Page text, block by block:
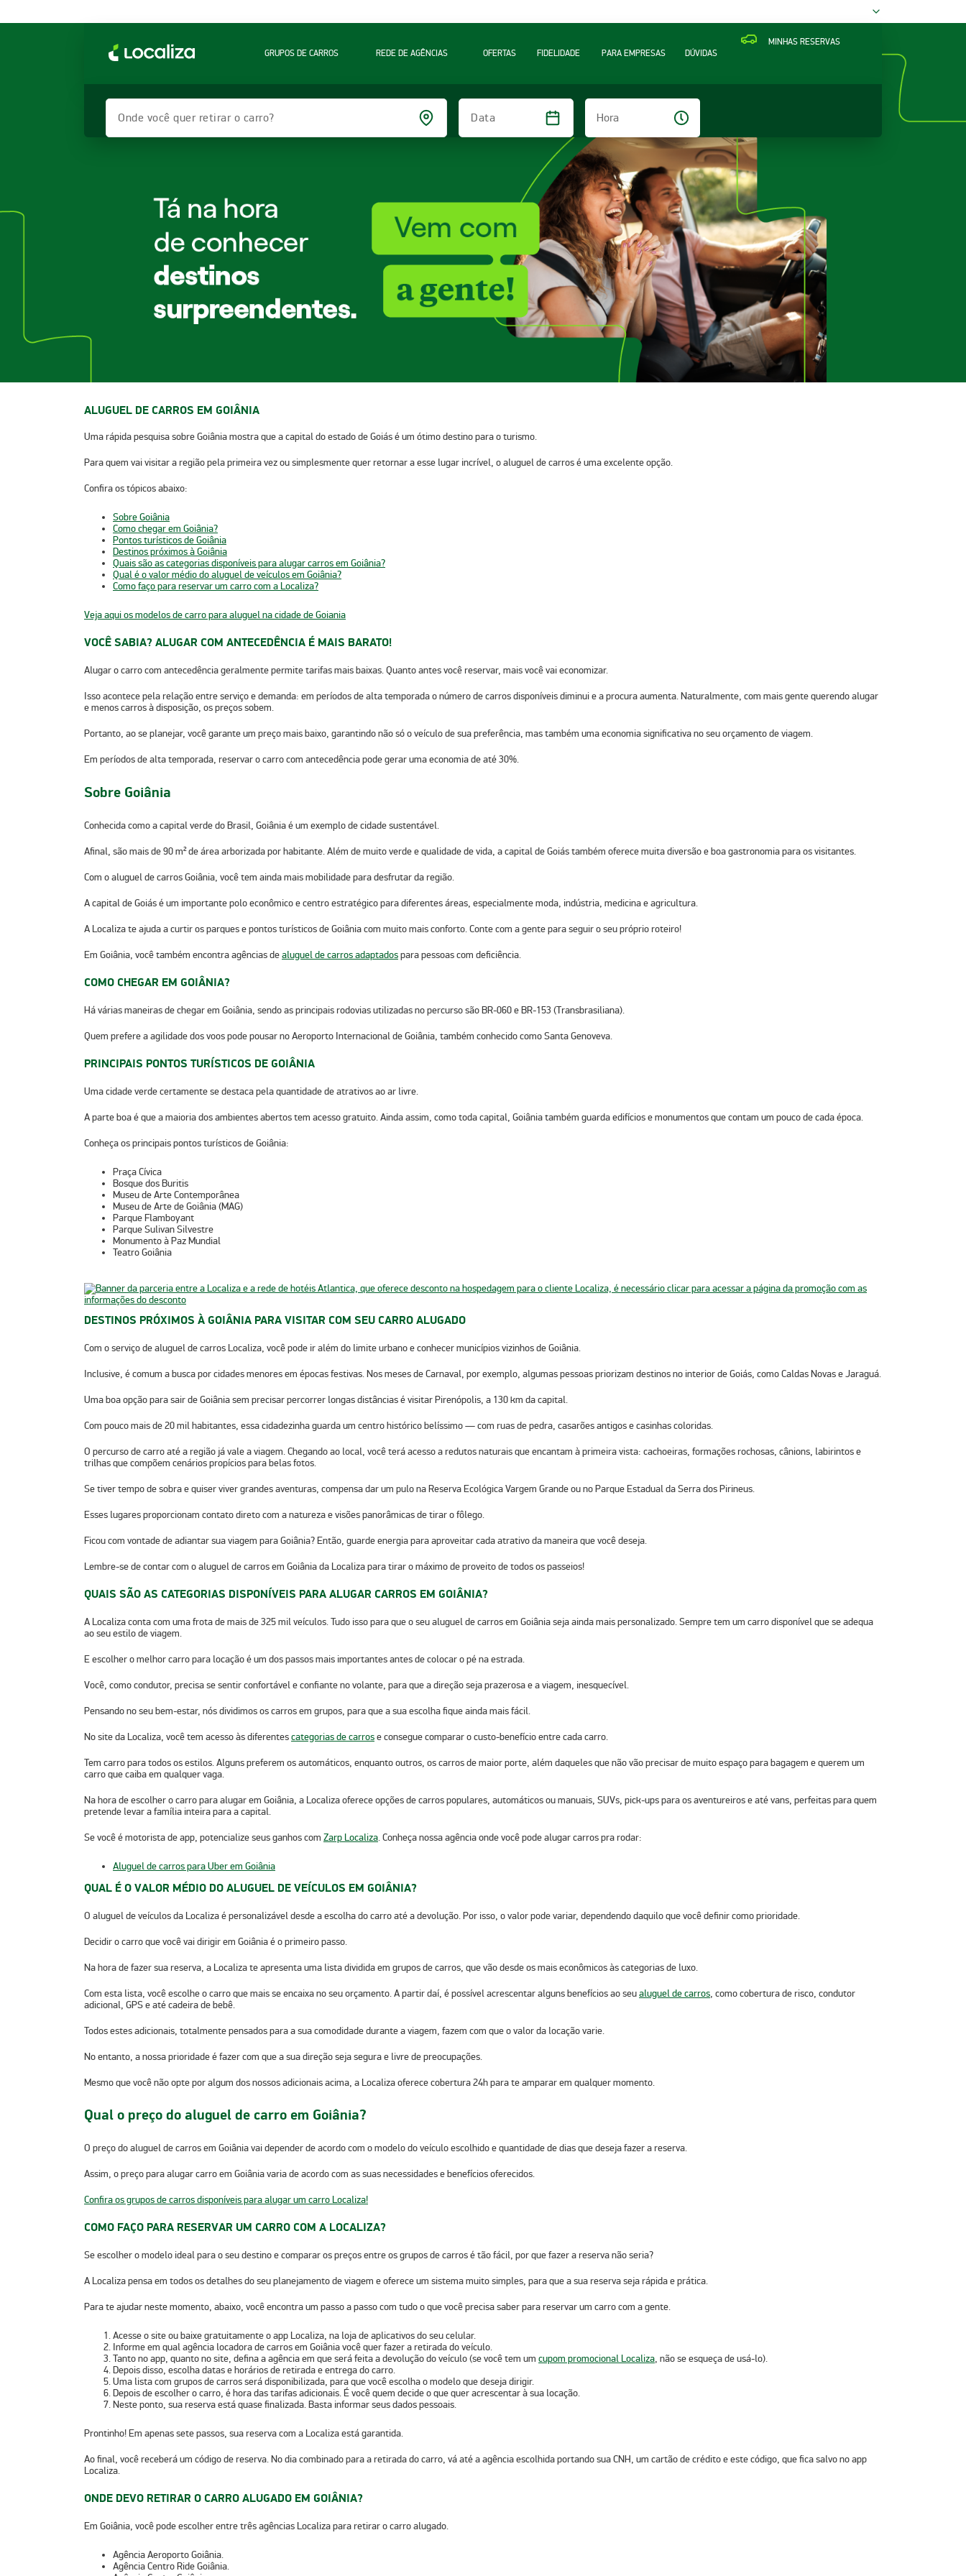
MINHAS RESERVAS
GRUPOS DE CARROS
REDE DE AGÊNCIAS OFERTAS FIDELIDADE PARA EMPRESAS DÚVIDAS
Onde você quer retirar o carro? Data
Hora
ALUGUEL DE CARROS EM GOIÂNIA
​​​​​​Uma rápida pesquisa sobre Goiânia mostra que a capital do estado de Goiás é um ótimo destino para o turismo.
Para quem vai visitar a região pela primeira vez ou simplesmente quer retornar a esse lugar incrível, o aluguel de carros é uma excelente opção.
Confira os tópicos abaixo:
Sobre Goiânia
Como chegar em Goiânia?
Pontos turísticos de Goiânia
Destinos próximos à Goiânia
Quais são as categorias disponíveis para alugar carros em Goiânia?
Qual é o valor médio do aluguel de veículos em Goiânia?
Como faço para reservar um carro com a Localiza?
Veja aqui os modelos de carro para aluguel na cidade de Goiania
VOCÊ SABIA? ALUGAR COM ANTECEDÊNCIA É MAIS BARATO!
Alugar o carro com antecedência geralmente permite tarifas mais baixas.Quanto antes você reservar, mais você vai economizar.
Isso acontece pela relação entre serviço e demanda: em períodos de alta temporada o número de carros disponíveis diminui e a procura aumenta. Naturalmente, com mais gente querendo alugar
e menos carros à disposição, os preços sobem.
Portanto, ao se planejar, você garante um preço mais baixo, garantindo não só o veículo de sua preferência, mas também uma economia significativa no seu orçamento de viagem.
Em períodos de alta temporada, reservar o carro com antecedência pode gerar uma economia de até 30%.
Sobre Goiânia
Conhecida como a capital verde do Brasil, Goiânia é um exemplo decidade sustentável.
Afinal, são mais de 90 m² de área arborizada por habitante. Além de muito verde e qualidade de vida, a capital de Goiás também oferece muita diversão e boa gastronomia para os visitantes.
Com oaluguel de carros Goiânia, você tem ainda mais mobilidade para desfrutar da região.
Acapital de Goiásé um importante polo econômico e centro estratégico para diferentes áreas, especialmente moda, indústria, medicina e agricultura.
A Localiza te ajuda a curtir os parques e pontos turísticos de Goiânia com muito mais conforto. Conte com a gente para seguir o seu próprio roteiro!
Em Goiânia, você também encontra agências dealuguel de carros adaptadospara pessoas com deficiência.
COMO CHEGAR EM GOIÂNIA?
Há várias maneiras de chegar em Goiânia, sendo as principais rodovias utilizadas no percurso são BR-060 e BR-153 (Transbrasiliana).
Quem prefere a agilidade dos voos pode pousar noAeroporto Internacional de Goiânia, também conhecido como Santa Genoveva.
PRINCIPAIS PONTOS TURÍSTICOS DE GOIÂNIA
Uma cidade verde certamente se destaca pela quantidade de atrativos ao ar livre.
A parte boa é que a maioria dos ambientes abertos tem acesso gratuito. Ainda assim, como toda capital, Goiânia também guarda edifícios e monumentos que contam um pouco de cada época.
Conheça os principais pontos turísticos de Goiânia:
Praça Cívica
Bosque dos Buritis
Museu de Arte Contemporânea
Museu de Arte de Goiânia (MAG)
Parque Flamboyant
Parque Sulivan Silvestre
Monumento à Paz Mundial
Teatro Goiânia
DESTINOS PRÓXIMOS À GOIÂNIA PARA VISITAR COM SEU CARRO ALUGADO
Com o serviço de aluguel de carros Localiza, você pode ir além do limite urbano e conhecer municípios vizinhosde Goiânia.
Inclusive, é comum a busca por cidades menores em épocas festivas. Nos meses de Carnaval, por exemplo, algumas pessoas priorizam destinos no interior de Goiás, como Caldas Novas e Jaraguá.
Uma boa opção para sair de Goiânia sem precisar percorrer longas distâncias é visitar Pirenópolis, a 130 km da capital.
Com pouco mais de 20 mil habitantes, essa cidadezinha guarda um centro histórico belíssimo — com ruas de pedra, casarões antigos e casinhas coloridas.
O percurso de carro até a região já vale a viagem. Chegando ao local, você terá acesso a redutos naturais que encantam à primeira vista: cachoeiras, formações rochosas, cânions, labirintos e
trilhas que compõem cenários propícios para belas fotos.
Se tiver tempo de sobra e quiser viver grandes aventuras, compensa dar um pulo na Reserva Ecológica Vargem Grande ou no Parque Estadual da Serra dos Pirineus.
Esses lugares proporcionam contato direto com a natureza e visões panorâmicas de tirar o fôlego.
Ficou com vontade de adiantar sua viagem para Goiânia?Então, guarde energia para aproveitar cada atrativo da maneira que você deseja.
Lembre-se de contar com o aluguel de carros em Goiânia da Localiza para tirar o máximo de proveito de todos os passeios!
QUAIS SÃO AS CATEGORIAS DISPONÍVEIS PARA ALUGAR CARROS EM GOIÂNIA?
A Localiza conta com uma frota de mais de325 mil veículos.Tudo isso para que o seualuguel de carros em Goiâniaseja ainda mais personalizado. Sempre tem um carro disponível que se adequa
ao seu estilo de viagem.
E escolher o melhor carro para locação é um dos passos mais importantes antes de colocar o pé na estrada.
Você, como condutor, precisa se sentir confortável e confiante no volante, para que a direção seja prazerosa e a viagem, inesquecível.
Pensando no seu bem-estar, nós dividimos os carros em grupos, para que a sua escolha fique ainda mais fácil.
No site da Localiza, você tem acesso às diferentescategorias de carrose consegue comparar o custo-benefício entre cada carro.
Tem carro para todos os estilos. Alguns preferem os automáticos, enquanto outros, os carros de maior porte, além daqueles que não vão precisar de muito espaço para bagagem e querem um
carro que caiba em qualquer vaga.
Na hora de escolher o carro para alugar em Goiânia, a Localiza oferece opções de carros populares, automáticos ou manuais, SUVs, pick-ups para os aventureiros e até vans, perfeitas para quem
pretende levar a família inteira para a capital.
Se você é motorista de app, potencialize seus ganhos com Zarp Localiza. Conheça nossa agência onde você pode alugar carros pra rodar:
Aluguel de carros para Uber em Goiânia
QUAL É O VALOR MÉDIO DO ALUGUEL DE VEÍCULOS EM GOIÂNIA?
O aluguel de veículos da Localiza é personalizáveldesde a escolha do carro até a devolução. Por isso, o valor pode variar, dependendo daquilo que você definir como prioridade.
Decidir o carro que você vai dirigir em Goiânia é o primeiro passo.
Na hora de fazer sua reserva, a Localiza te apresenta uma lista dividida em grupos de carros, que vão desde os mais econômicos às categorias de luxo.
Com esta lista, você escolhe o carro que mais se encaixa no seu orçamento. A partir daí, é possível acrescentar alguns benefícios ao seualuguel de carros, como cobertura de risco, condutor
adicional, GPS e até cadeira de bebê.
Todos estes adicionais, totalmente pensados para a sua comodidade durante a viagem, fazem com que o valor da locação varie.
No entanto, a nossa prioridade é fazer com que a sua direção seja segura e livre de preocupações.
Mesmo que você não opte por algum dos nossos adicionais acima, a Localiza oferececobertura 24h para te amparar em qualquer momento.
Qual o preço do aluguel de carro em Goiânia?
O preço do aluguel de carros em Goiânia vai depender de acordo com omodelo do veículo escolhido e quantidade de dias que deseja fazer a reserva.
Assim, o preço para alugar carro em Goiânia varia de acordo com as suas necessidades e benefícios oferecidos.
Confira os grupos de carros disponíveis para alugar um carro Localiza!
COMO FAÇO PARA RESERVAR UM CARRO COM A LOCALIZA?
Se escolher o modelo ideal para o seu destino e comparar os preços entre os grupos de carros é tão fácil, por que fazer a reserva não seria?
A Localiza pensa em todos os detalhes do seu planejamento de viagem e oferece um sistema muito simples, para que a sua reserva seja rápida e prática.
Para te ajudar neste momento, abaixo, você encontra um passo a passo com tudo o que você precisa saber para reservar um carro com a gente.
Acesse o site ou baixe gratuitamente oapp Localiza, na loja de aplicativos do seu celular.
Informe em qual agência locadora de carros em Goiâniavocê quer fazer a retirada do veículo.
Tanto no app, quanto no site, defina a agência em que será feita a devolução do veículo(se você tem um cupom promocional Localiza, não se esqueça de usá-lo).
Depois disso, escolha datas e horários de retirada e entrega do carro.
Uma lista com grupos de carros será disponibilizada, para que você escolha o modelo que deseja dirigir.
Depois de escolher o carro, é hora dastarifas adicionais. É você quem decide o que quer acrescentar à sua locação.
Neste ponto, sua reserva está quase finalizada. Basta informar seus dados pessoais.
Prontinho!Em apenas sete passos, sua reserva com a Localiza está garantida.
Ao final, você receberá um código de reserva. No dia combinado para a retirada do carro, vá até a agência escolhida portando sua CNH, um cartão de crédito e este código, que fica salvo no app
Localiza.
ONDE DEVO RETIRAR O CARRO ALUGADO EM GOIÂNIA?
Em Goiânia, você pode escolher entre três agências Localiza para retirar o carro alugado.
Agência Aeroporto Goiânia.
Agência Centro Ride Goiânia.